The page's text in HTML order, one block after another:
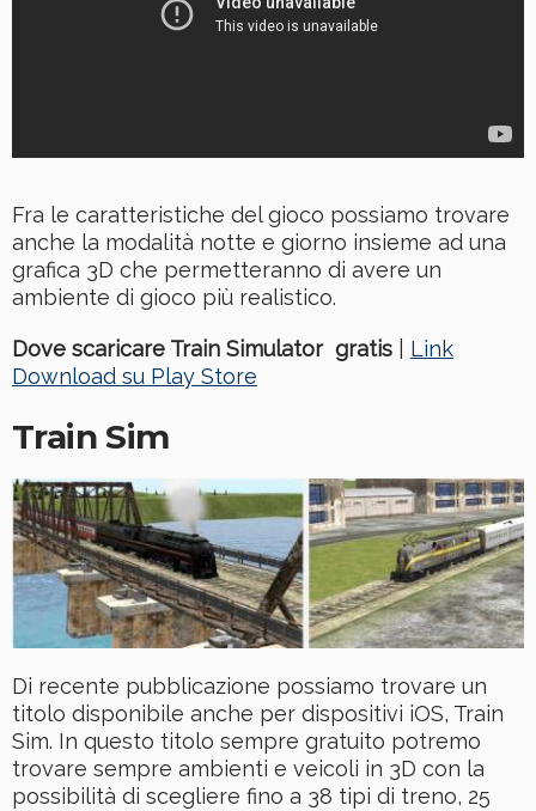
Fra le caratteristiche del gioco possiamo trovare
anche la modalità notte e giorno insieme ad una
grafica 3D che permetteranno di avere un
ambiente di gioco più realistico.
Dove scaricare Train Simulator gratis
Link
Download su Play Store
Train Sim
Di recente pubblicazione possiamo trovare un
titolo disponibile anche per dispositivi iOS, Train
Sim. In questo titolo sempre gratuito potremo
trovare sempre ambienti e veicoli in 3D con la
possibilità di scegliere fino a 38 tipi di treno, 25